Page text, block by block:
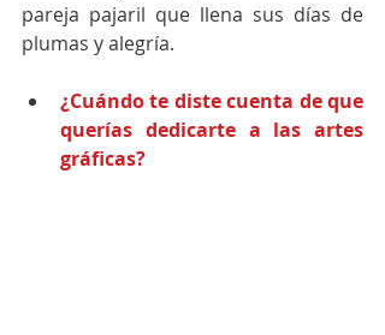
pareja pajaril que llena sus días de
plumas y alegría.
¿Cuándo te diste cuenta de que
querías dedicarte a las artes
gráficas?